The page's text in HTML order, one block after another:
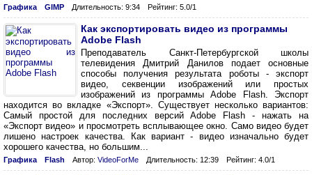
Графика GIMP Длительность: 9:34 Рейтинг: 5.0/1
Как экспортировать видео из программы
Adobe Flash
Преподаватель Санкт-Петербургской школы
телевидения Дмитрий Данилов подает основные
способы получения результата роботы - экспорт
видео, секвенции изображений или простых
изображений из программы Adobe Flash. Экспорт
находится во вкладке «Экспорт». Существует несколько вариантов:
Самый простой для последних версий Adobe Flash - нажать на
«Экспорт видео» и просмотреть всплывающее окно. Само видео будет
лишено настроек качества. Как вариант - видео изначально будет
хорошего качества, но большим...
Графика Flash Автор: VideoForMe Длительность: 12:39 Рейтинг: 4.0/1